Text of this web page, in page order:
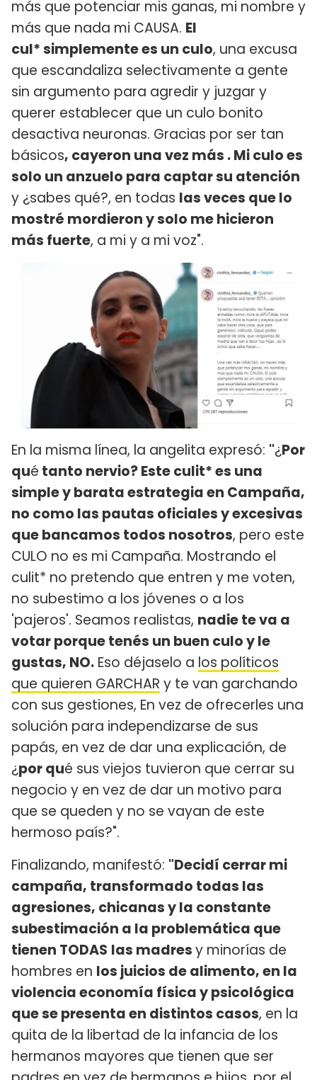
más que potenciar mis ganas, mi nombre y
más que nada mi CAUSA. El
cul* simplemente es un culo, una excusa
que escandaliza selectivamente a gente
sin argumento para agredir y juzgar y
querer establecer que un culo bonito
desactiva neuronas. Gracias por ser tan
básicos, cayeron una vez más . Mi culo es
solo un anzuelo para captar su atención
y ¿sabes qué?, en todas las veces que lo
mostré mordieron y solo me hicieron
más fuerte, a mi y a mi voz".
En la misma línea, la angelita expresó: "¿Por
qué tanto nervio? Este culit* es una
simple y barata estrategia en Campaña,
no como las pautas oficiales y excesivas
que bancamos todos nosotros, pero este
CULO no es mi Campaña. Mostrando el
culit* no pretendo que entren y me voten,
no subestimo a los jóvenes o a los
'pajeros'. Seamos realistas, nadie te va a
votar porque tenés un buen culo y le
gustas, NO. Eso déjaselo a los políticos
que quieren GARCHAR y te van garchando
con sus gestiones, En vez de ofrecerles una
solución para independizarse de sus
papás, en vez de dar una explicación, de
¿por qué sus viejos tuvieron que cerrar su
negocio y en vez de dar un motivo para
que se queden y no se vayan de este
hermoso país?".
Finalizando, manifestó: "Decidí cerrar mi
campaña, transformado todas las
agresiones, chicanas y la constante
subestimación a la problemática que
tienen TODAS las madresy minorías de
hombres en los juicios de alimento, en la
violencia economía física y psicológica
que se presenta en distintos casos, en la
quita de la libertad de la infancia de los
hermanos mayores que tienen que ser